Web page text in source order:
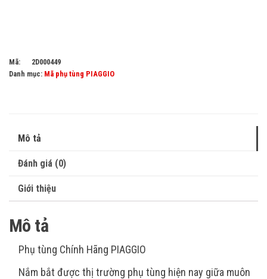
Mã:
2D000449
Danh mục: Mã phụ tùng PIAGGIO
Mô tả
Đánh giá (0)
Giới thiệu
Mô tả
Phụ tùng Chính Hãng PIAGGIO
Nắm bắt được thị trường phụ tùng hiện nay giữa muôn